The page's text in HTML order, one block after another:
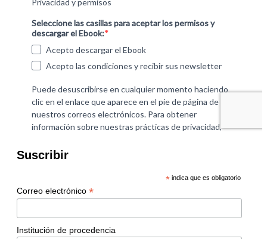
Suscribir
* indica que es obligatorio
Correo electrónico *
Institución de procedencia